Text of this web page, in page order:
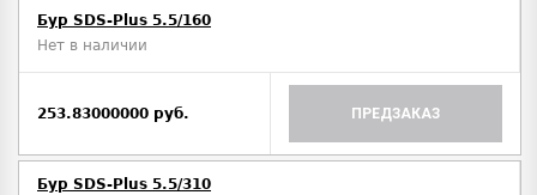
Бур SDS-Plus 5.5/160
Нет в наличии
253.83000000 руб. ПРЕДЗАКАЗ
Бур SDS-Plus 5.5/310